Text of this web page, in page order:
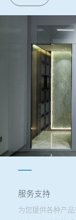
服务支持
为您提供各种产